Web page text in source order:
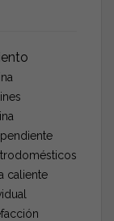
caliente